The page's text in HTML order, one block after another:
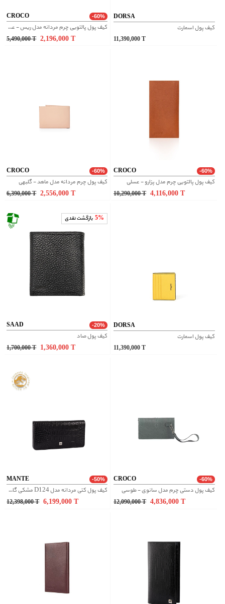
CROCO -60%
کیف پول پالتویی چرم مردانه مدل ریس - عسلی
5,490,000 T 2,196,000
DORSA
کيف پول اسمارت
11,390,000
CROCO -60%
کیف پول چرم مردانه مدل ماهد - گلبهی
6,390,000 T 2,556,000
CROCO -60%
کیف پول پالتویی چرم مدل پزارو - عسلی
10,290,000 T 4,116,000
5% بازگشت نقدی
SAAD -20%
کیف پول صاد
1,700,000 T 1,360,000
DORSA
کيف پول اسمارت
11,390,000
MANTE -50%
کیف پول کتی مردانه مدل D124 مشکی گاندو
12,398,000 T 6,199,000
CROCO -60%
کیف پول دستی چرم مدل سانوی - طوسی
12,090,000 T 4,836,000